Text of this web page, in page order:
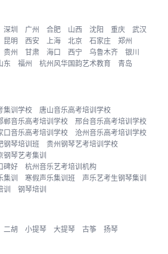
深圳 广州 合肥 山西 沈阳 重庆
武汉
昆明 西安 上海 北京 石家庄
郑州
贵州 甘肃 海口 西宁 乌鲁木齐
银川
东 福州 杭州风华国韵艺术教育
青岛
集训学校
唐山音乐高考培训学校
郸音乐高考培训学校
邢台音乐高考培训学校
口音乐高考培训学校
沧州音乐高考培训学校
钢琴培训班
贵州钢琴艺考培训学校
钢琴艺考集训
碑好
杭州音乐艺考培训机构
集训 寒假声乐集训班
声乐艺考生钢琴集训
训 钢琴培训
二胡 小提琴 大提琴 古筝 扬琴